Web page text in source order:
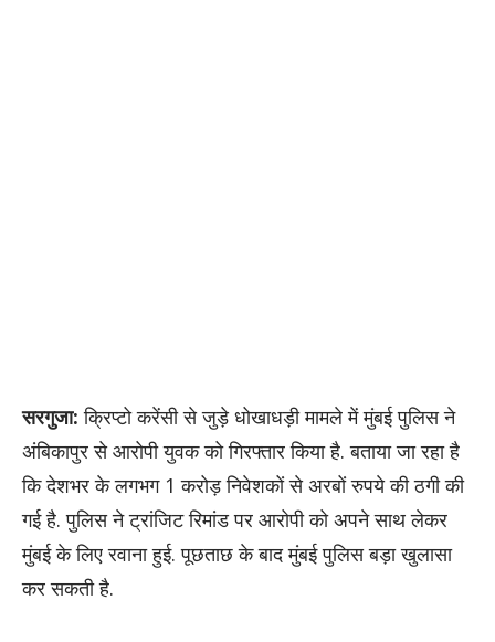
सरगुजा: क्रिप्टो करेंसी से जुड़े धोखाधड़ी मामले में मुंबई पुलिस ने
अंबिकापुर से आरोपी युवक को गिरफ्तार किया है. बताया जा रहा है
कि देशभर के लगभग 1 करोड़ निवेशकों से अरबों रुपये की ठगी की
गई है. पुलिस ने ट्रांजिट रिमांड पर आरोपी को अपने साथ लेकर
मुंबई के लिए रवाना हुई. पूछताछ के बाद मुंबई पुलिस बड़ा खुलासा
कर सकती है.